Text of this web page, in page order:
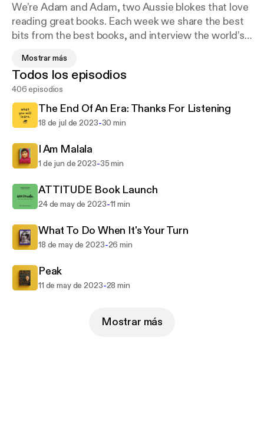
We’re Adam and Adam, two Aussie blokes that love
reading great books. Each week we share the best
bits from the best books, and interview the world’s
improve every area of your life, from your health to
your wealth, from your relationships to your
mindset. You’ll learn to pick up healthier habits, and
drop the ones that are holding you back. We put the
world’s best ideas within your reach, for a fraction
Hosted on Acast. See acast.com/privacy for more
information.
Mostrar más
Todos los episodios
406 episodios
The End Of An Era: Thanks For Listening
18 de jul de 2023-30 min
I Am Malala
1 de jun de 2023-35 min
ATTITUDE Book Launch
24 de may de 2023-11 min
What To Do When It's Your Turn
18 de may de 2023-26 min
Peak
11 de may de 2023-28 min
Mostrar más